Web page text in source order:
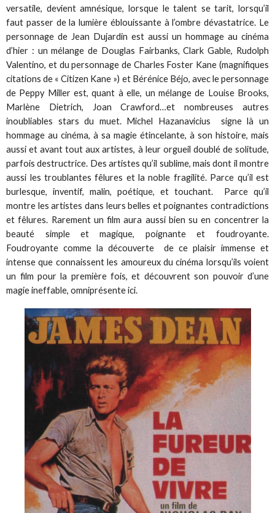
versatile, devient amnésique, lorsque le talent se tarit, lorsqu’il
faut passer de la lumière éblouissante à l’ombre dévastatrice. Le
personnage de Jean Dujardin est aussi un hommage au cinéma
d’hier : un mélange de Douglas Fairbanks, Clark Gable, Rudolph
Valentino, et du personnage de Charles Foster Kane (magnifiques
citations de « Citizen Kane ») et Bérénice Béjo, avec le personnage
de Peppy Miller est, quant à elle, un mélange de Louise Brooks,
Marlène Dietrich, Joan Crawford…et nombreuses autres
inoubliables stars du muet. Michel Hazanavicius signe là un
hommage au cinéma, à sa magie étincelante, à son histoire, mais
aussi et avant tout aux artistes, à leur orgueil doublé de solitude,
parfois destructrice. Des artistes qu’il sublime, mais dont il montre
aussi les troublantes fêlures et la noble fragilité. Parce qu’il est
burlesque, inventif, malin, poétique, et touchant. Parce qu’il
montre les artistes dans leurs belles et poignantes contradictions
et fêlures. Rarement un film aura aussi bien su en concentrer la
beauté simple et magique, poignante et foudroyante.
Foudroyante comme la découverte de ce plaisir immense et
intense que connaissent les amoureux du cinéma lorsqu’ils voient
un film pour la première fois, et découvrent son pouvoir d’une
magie ineffable, omniprésente ici.